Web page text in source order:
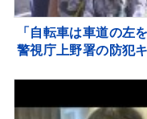
「自転車は車道の左
警視庁上野署の防犯